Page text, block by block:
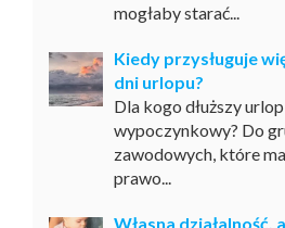
mogłaby starać...
Kiedy przysługuje
dni urlopu?
Dla kogo dłuższy urlop
wypoczynkowy? Do
zawodowych, które
prawo...
Własna działalność, a